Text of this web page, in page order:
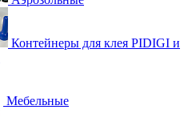
Контейнеры для клея PIDIGI и
Мебельные